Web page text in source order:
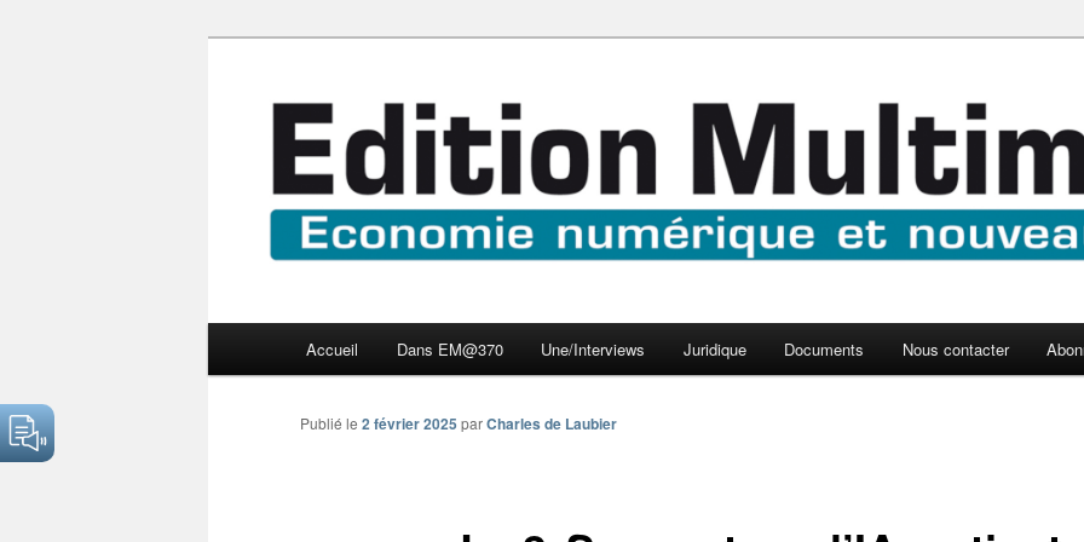
Edition Multimédi@
Accueil Dans EM@370 Une/Interviews Juridique Documents Nous contacter
Publié le 2 février 2025 parCharles de Laubier